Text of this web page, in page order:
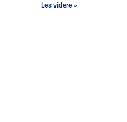
Les videre »